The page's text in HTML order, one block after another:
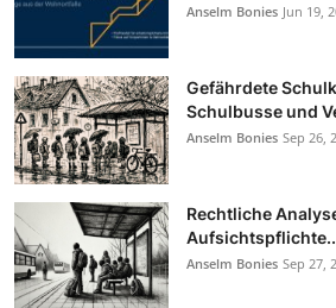
Anselm Bonies Jun 19,
Gefährdete
Schulbusse und
Anselm Bonies Sep 26,
Rechtliche
Anselm Bonies Sep 27,